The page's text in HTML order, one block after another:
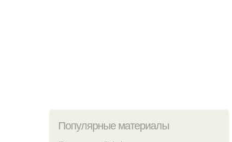
Популярные материалы